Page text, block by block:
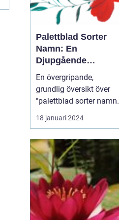
Palettblad Sorter
Namn: En
Djupgående
Översikt
En övergripande,
grundlig översikt över
"palettblad sorter namn"
Palettblad eller Coleus är
en populär växt som
färg och livlighet i
trädgårdar och
inomhusmiljöer. Dess
iögonfallande blad
kommer i olika färger,
former och ...
18 januari 2024